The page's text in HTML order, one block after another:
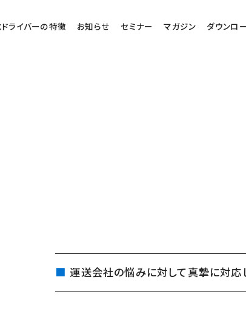
ライバーの特徴 お知らせ セミナー マガジン ダウンロ
運送会社の悩みに対して真摯に対応